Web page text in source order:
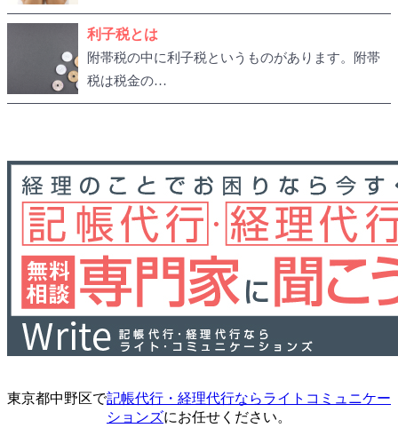
利子税とは
附帯税の中に利子税というものがあります。附帯
税は税金の…
東京都中野区で記帳代行・経理代行ならライトコミュニケー
ションズにお任せください。